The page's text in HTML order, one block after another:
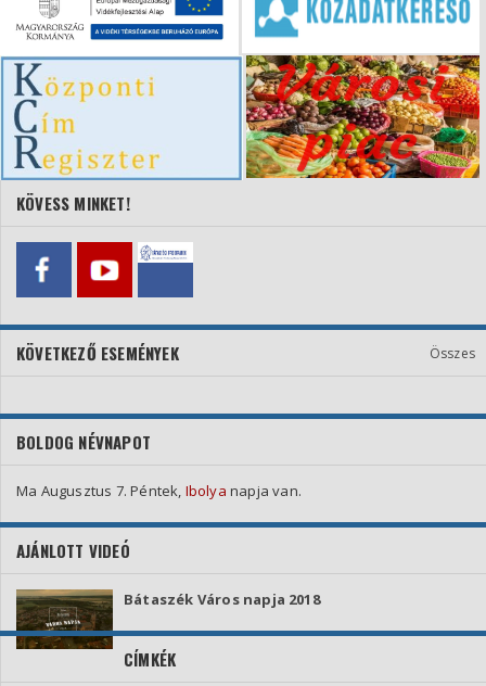
KÖVESS MINKET!
KÖVETKEZŐ ESEMÉNYEK Összes
BOLDOG NÉVNAPOT
Ma Augusztus 7. Péntek, Ibolya napja van.
AJÁNLOTT VIDEÓ
Bátaszék Város napja 2018
CÍMKÉK